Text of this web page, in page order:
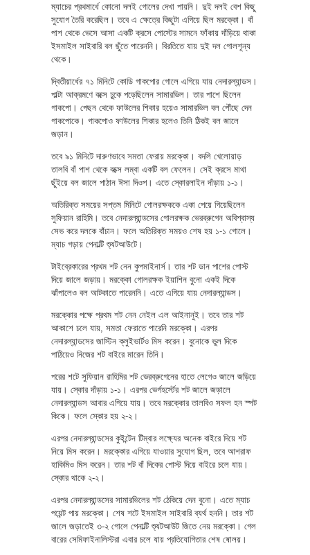
ম্যাচের প্রথমার্ধে কোনো দলই গোলের দেখা পায়নি। দুই দলই বেশ কিছু
সুযোগ তৈরি করেছিল। তবে এ ক্ষেত্রে কিছুটা এগিয়ে ছিল মরক্কো। বাঁ
পাশ থেকে ভেসে আসা একটি ক্রসে পোস্টের সামনে ফাঁকায় দাঁড়িয়ে থাকা
ইসমাইল সাইবারি বল ছুঁতে পারেননি। বিরতিতে যায় দুই দল গোলশূন্য
থেকে।
দ্বিতীয়ার্ধের ৭১ মিনিটে কোডি গাকপোর গোলে এগিয়ে যায় নেদারল্যান্ডস।
পাল্টা আক্রমণে বক্সে ঢুকে পড়েছিলেন সামারভিল। তার পাশে ছিলেন
গাকপো। পেছন থেকে ফাউলের শিকার হয়েও সামারভিল বল পৌঁছে দেন
গাকপোকে। গাকপোও ফাউলের শিকার হলেও তিনি ঠিকই বল জালে
জড়ান।
তবে ৯১ মিনিটে দারুণভাবে সমতা ফেরায় মরক্কো। বদলি খেলোয়াড়
তালবি বাঁ পাশ থেকে বক্সে লম্বা একটি বল ফেলেন। সেই ক্রসে মাথা
ছুঁইয়ে বল জালে পাঠান ঈসা দিওপ। এতে স্কোরলাইন দাঁড়ায় ১-১।
অতিরিক্ত সময়ের সপ্তম মিনিটে গোলরক্ষককে একা পেয়ে গিয়েছিলেন
সুফিয়ান রাহিমি। তবে নেদারল্যান্ডসের গোলরক্ষক ভেরব্রুগেন অবিশ্বাস্য
সেভ করে দলকে বাঁচান। ফলে অতিরিক্ত সময়ও শেষ হয় ১-১ গোলে।
ম্যাচ গড়ায় পেনাল্টি শ্যুটআউটে।
টাইব্রেকারের প্রথম শট নেন কুপমাইনার্স। তার শট ডান পাশের পোস্ট
দিয়ে জালে জড়ায়। মরক্কো গোলরক্ষক ইয়াশিন বুনো একই দিকে
ঝাঁপালেও বল আটকাতে পারেননি। এতে এগিয়ে যায় নেদারল্যান্ডস।
মরক্কোর পক্ষে প্রথম শট নেন নেইল এল আইনানুই। তবে তার শট
আকাশে চলে যায়, সমতা ফেরাতে পারেনি মরক্কো। এরপর
নেদারল্যান্ডসের জাস্টিন ক্লুইভার্টও মিস করেন। বুনোকে ভুল দিকে
পাঠিয়েও নিজের শট বাইরে মারেন তিনি।
পরের শটে সুফিয়ান রাহিমির শট ভেরব্রুগেনের হাতে লেগেও জালে জড়িয়ে
যায়। স্কোর দাঁড়ায় ১-১। এরপর ভের্গহর্স্টের শট জালে জড়ালে
নেদারল্যান্ডস আবার এগিয়ে যায়। তবে মরক্কোর তালবিও সফল হন স্পট
কিকে। ফলে স্কোর হয় ২-২।
এরপর নেদারল্যান্ডসের কুইন্টেন টিম্বার লক্ষ্যের অনেক বাইরে দিয়ে শট
নিয়ে মিস করেন। মরক্কোর এগিয়ে যাওয়ার সুযোগ ছিল, তবে আশরাফ
হাকিমিও মিস করেন। তার শট বাঁ দিকের পোস্ট দিয়ে বাইরে চলে যায়।
স্কোর থাকে ২-২।
এরপর নেদারল্যান্ডসের সামারভিলের শট ঠেকিয়ে দেন বুনো। এতে ম্যাচ
পয়েন্ট পায় মরক্কো। শেষ শটে ইসমাইল সাইবারি ব্যর্থ হননি। তার শট
জালে জড়াতেই ৩-২ গোলে পেনাল্টি শ্যুটআউট জিতে নেয় মরক্কো। গেল
বারের সেমিফাইনালিস্টরা এবার চলে যায় প্রতিযোগিতার শেষ ষোলয়।